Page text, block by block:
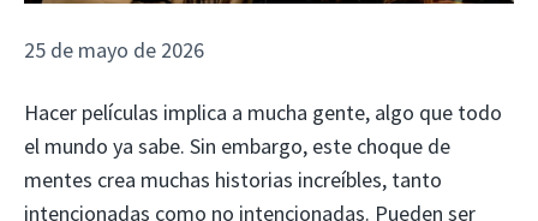
25 de mayo de 2026
Hacer películas implica a mucha gente, algo que todo
el mundo ya sabe. Sin embargo, este choque de
mentes crea muchas historias increíbles, tanto
intencionadas como no intencionadas. Pueden ser